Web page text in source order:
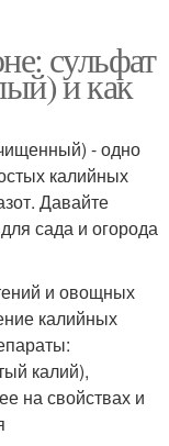
сульфат
и как
- одно
калийных
Давайте
сада и огорода
и овощных
калийных
калий),
на свойствах и